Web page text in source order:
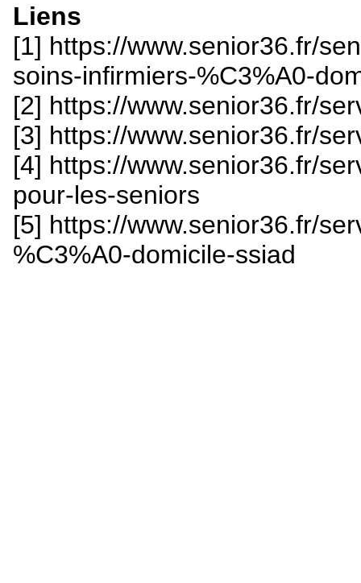
Liens
[1] https://www.senior36.fr/
soins-infirmiers-%C3%A0-
[2] https://www.senior36.fr/
[3] https://www.senior36.fr/
[4] https://www.senior36.fr/
pour-les-seniors
[5] https://www.senior36.fr/
%C3%A0-domicile-ssiad